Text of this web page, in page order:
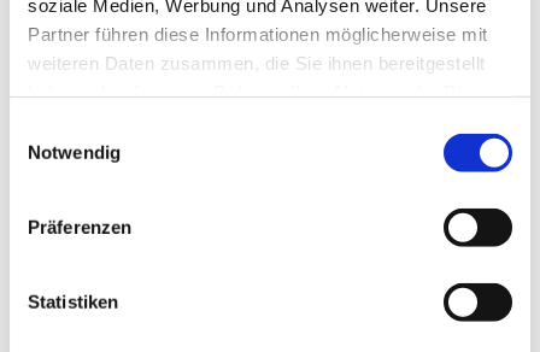
soziale Medien, Werbung und Analysen weiter. Unsere
Partner führen diese Informationen möglicherweise mit
weiteren Daten zusammen, die Sie ihnen bereitgestellt
Notwendig
Präferenzen
Statistiken